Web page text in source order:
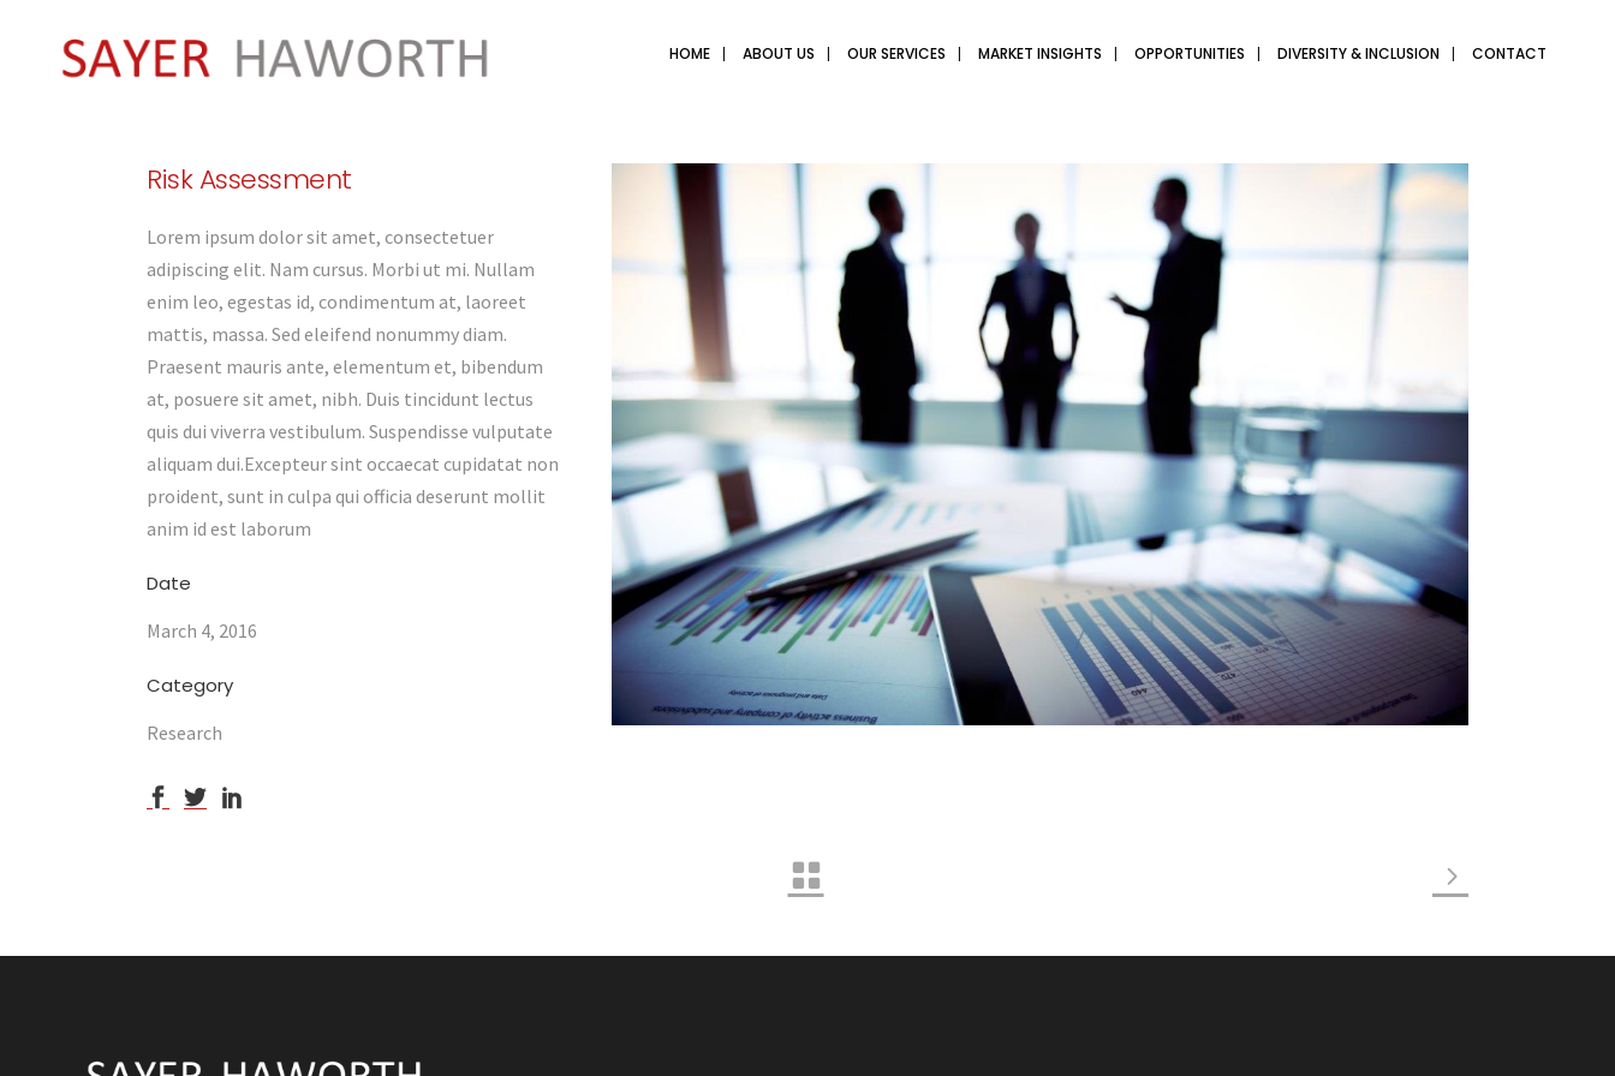
HOME ABOUT US OUR SERVICES MARKET INSIGHTS OPPORTUNITIES DIVERSITY & INCLUSION CONTACT
Risk Assessment
Lorem ipsum dolor sit amet, consectetuer
adipiscing elit. Nam cursus. Morbi ut mi. Nullam
enim leo, egestas id, condimentum at, laoreet
mattis, massa. Sed eleifend nonummy diam.
Praesent mauris ante, elementum et, bibendum
at, posuere sit amet, nibh. Duis tincidunt lectus
quis dui viverra vestibulum. Suspendisse vulputate
aliquam dui.Excepteur sint occaecat cupidatat non
proident, sunt in culpa qui officia deserunt mollit
anim id est laborum
Date
March 4, 2016
Category
Research